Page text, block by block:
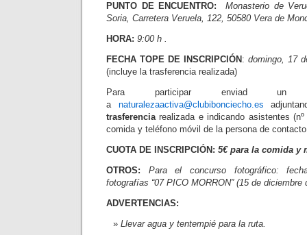
PUNTO DE ENCUENTRO:
Monasterio de
Soria, Carretera Veruela, 122, 50580 Vera de
HORA: 9:00 h .
FECHA TOPE DE INSCRIPCIÓN : domingo, 17
(incluye la trasferencia realizada)
Para participar enviad un
a naturalezaactiva@clubibonciecho.es
trasferenciarealizada e indicando asistentes
comida y teléfono móvil de la persona de
CUOTA DE INSCRIPCIÓN: 5€ para la comida y
OTROS: Para el concurso fotográfico:
fotografías “07 PICO MORRON” (15 de diciembre
ADVERTENCIAS:
Llevar agua y tentempié para la ruta.